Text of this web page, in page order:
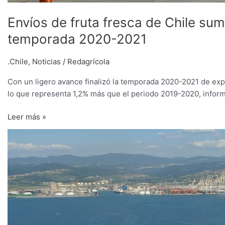
Envíos de fruta fresca de Chile
temporada 2020-2021
.Chile, Noticias / Redagrícola
Con un ligero avance finalizó la temporada 2020-2021 de
lo que representa 1,2% más que el periodo 2019-2020,
Leer más »
exportado
de
fresca
alcanzó